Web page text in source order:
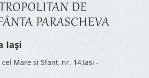
DE
PARASCHEVA
Iași
Mare si Sfant, nr. 14,Iasi -